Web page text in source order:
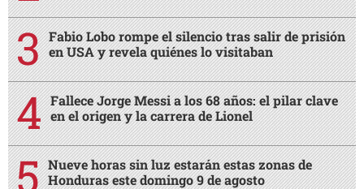
Fabio Lobo rompe el silencio tras salir de prisión
en USA y revela quiénes lo visitaban
Fallece Jorge Messi a los 68 años: el pilar clave
en el origen y la carrera de Lionel
Nueve horas sin luz estarán estas zonas de
Honduras este domingo 9 de agosto